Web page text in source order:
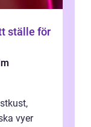
ställe för
vyer